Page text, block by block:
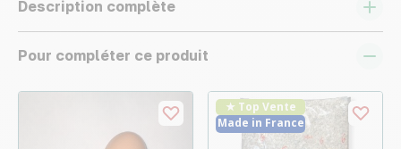
Description complète
Pour compléter ce produit
★ Top Vente
Made in France